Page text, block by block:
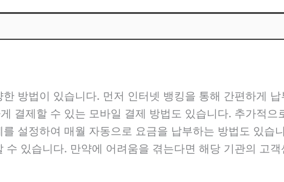
방법이 있습니다. 먼저 인터넷 뱅킹을 통해 간편하게
결제할 수 있는 모바일 결제 방법도 있습니다. 추가적
설정하여 매월 자동으로 요금을 납부하는 방법도 있습
수 있습니다. 만약에 어려움을 겪는다면 해당 기관의 고